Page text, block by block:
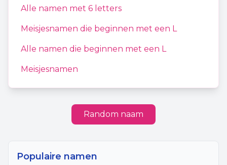
Alle namen met 6 letters
Meisjesnamen die beginnen met een L
Alle namen die beginnen met een L
Meisjesnamen
Random naam
Populaire namen